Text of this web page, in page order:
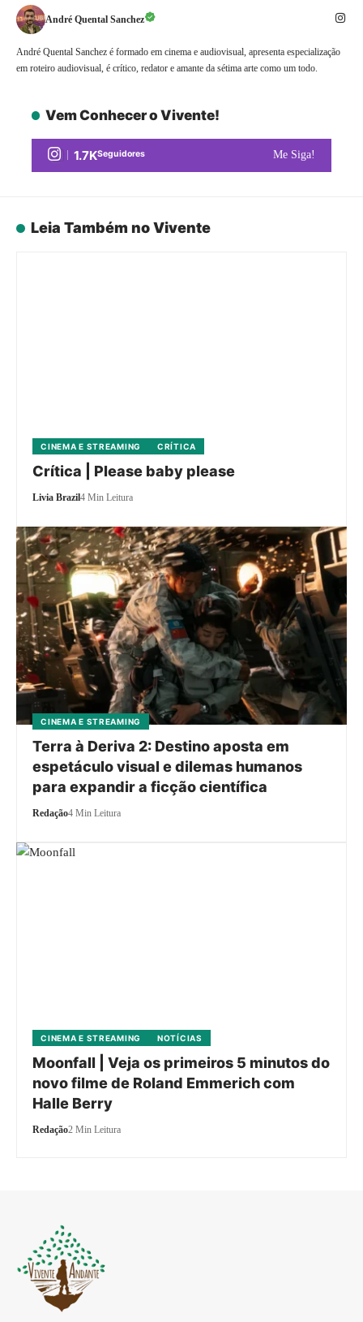
André Quental Sanchez
André Quental Sanchez é formado em cinema e audiovisual, apresenta especialização
em roteiro audiovisual, é crítico, redator e amante da sétima arte como um todo.
Vem Conhecer o Vivente!
1.7KSeguidores Me Siga!
Leia Também no Vivente
CINEMA E STREAMING CRÍTICA
Crítica | Please baby please
Livia Brazil4 Min Leitura
CINEMA E STREAMING
Terra à Deriva 2: Destino aposta em
espetáculo visual e dilemas humanos
para expandir a ficção científica
Redação4 Min Leitura
CINEMA E STREAMING NOTÍCIAS
Moonfall | Veja os primeiros 5 minutos do
novo filme de Roland Emmerich com
Halle Berry
Redação2 Min Leitura